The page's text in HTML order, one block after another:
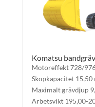
Komatsu
Motoreffekt 728/
Skopkapacitet 15,50
Maximalt grävdjup
Arbetsvikt 195,00-